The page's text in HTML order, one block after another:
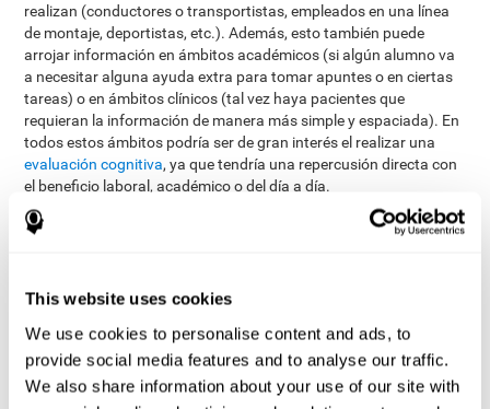
This website uses cookies
We use cookies to personalise content and ads, to
provide social media features and to analyse our traffic.
We also share information about your use of our site with
realizan (conductores o transportistas, empleados en una línea
de montaje, deportistas, etc.). Además, esto también puede
arrojar información en ámbitos académicos (si algún alumno va
a necesitar alguna ayuda extra para tomar apuntes o en ciertas
tareas) o en ámbitos clínicos (tal vez haya pacientes que
requieran la información de manera más simple y espaciada). En
todos estos ámbitos podría ser de gran interés el realizar una
evaluación cognitiva, ya que tendría una repercusión directa con
el beneficio laboral, académico o del día a día.
Para medir la atención dividida, el equipo de CogniFit se ha
basado en el clásico Test de Stroop. De este modo, se ha
manual.
Test de Simultaneidad DIAT-SHIF: Es necesario seguir con
el puntero el recorrido aleatorio de una bola blanca y atender
a las palabras que aparecen en el centro de la pantalla.